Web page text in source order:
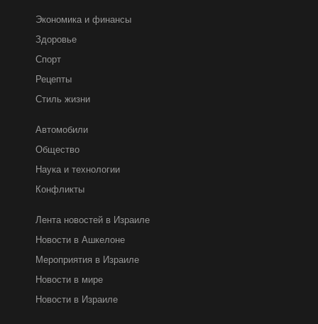
Экономика и финансы
Здоровье
Спорт
Рецепты
Стиль жизни
Автомобили
Общество
Наука и технологии
Конфликты
Лента новостей в Израиле
Новости в Ашкелоне
Мероприятия в Израиле
Новости в мире
Новости в Израиле